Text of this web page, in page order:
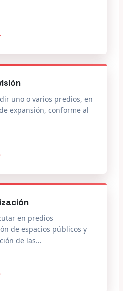
uno o varios predios, en
expansión, conforme al
en predios
de espacios públicos y
de las…